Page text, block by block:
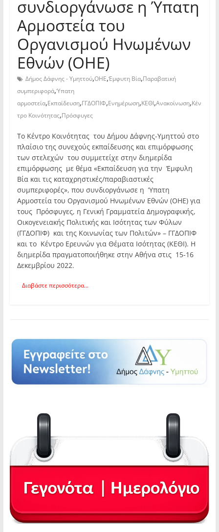
συνδιοργάνωσε η Ύπατη
Αρμοστεία του
Οργανισμού Ηνωμένων
Εθνών (ΟΗΕ)
Δήμος Δάφνης - Υμηττού,ΟΗΕ,Έμφυτη Βία,Παραβατική
συμπεριφορά,Ύπατη
αρμοστεία,Εκπαίδευση,ΓΓΔΟΠΙΦ,Ενημέρωση,ΚΕΘΙ,Ανακοίνωση,Κέν
τρο Κοινότητας,Πρόσφυγες
Το Κέντρο Κοινότητας του Δήμου Δάφνης-Υμηττού στο
πλαίσιο της συνεχούς εκπαίδευσης και επιμόρφωσης
των στελεχών του συμμετείχε στην διημερίδα
επιμόρφωσης με θέμα «Εκπαίδευση για την Έμφυλη
Βία και τις καταχρηστικές/παραβιαστικές
συμπεριφορές», που συνδιοργάνωσε η Ύπατη
Αρμοστεία του Οργανισμού Ηνωμένων Εθνών (ΟΗΕ) για
τους Πρόσφυγες, η Γενική Γραμματεία Δημογραφικής,
Οικογενειακής Πολιτικής και Ισότητας των Φύλων
(ΓΓΔΟΠΙΦ) και της Κοινωνίας των Πολιτών» – ΓΓΔΟΠΙΦ
και το Κέντρο Ερευνών για Θέματα Ισότητας (ΚΕΘΙ). Η
διημερίδα πραγματοποιήθηκε στην Αθήνα στις 15-16
Δεκεμβρίου 2022.
Διαβάστε περισσότερα...